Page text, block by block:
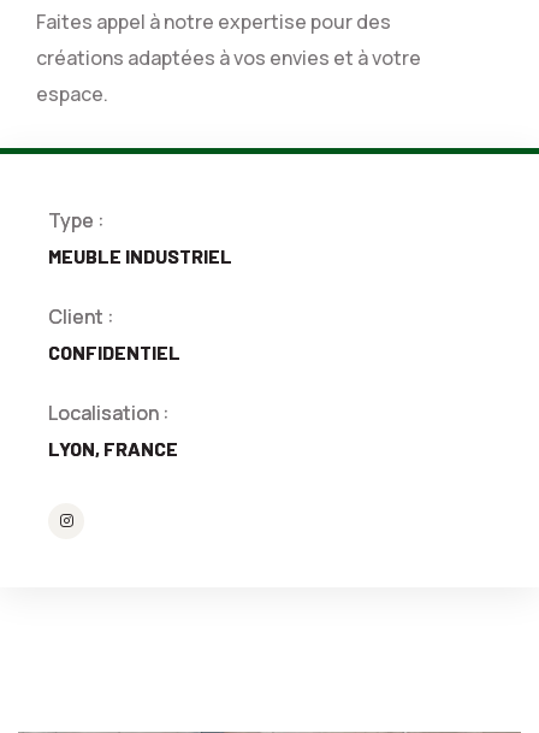
Faites appel à notre expertise pour des
créations adaptées à vos envies et à votre
espace.
Type :
MEUBLE INDUSTRIEL
Client :
CONFIDENTIEL
Localisation :
LYON, FRANCE